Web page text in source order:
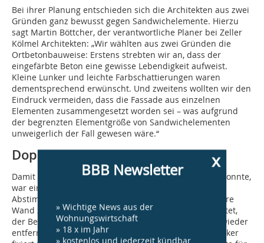
Bei ihrer Planung entschieden sich die Architekten aus zwei
Gründen ganz bewusst gegen Sandwichelemente. Hierzu
sagt Martin Böttcher, der verantwortliche Planer bei Zeller
Kölmel Architekten: „Wir wählten aus zwei Gründen die
Ortbetonbauweise: Erstens strebten wir an, dass der
eingefärbte Beton eine gewisse Lebendigkeit aufweist.
Kleine Lunker und leichte Farbschattierungen waren
dementsprechend erwünscht. Und zweitens wollten wir den
Eindruck vermeiden, dass die Fassade aus einzelnen
Elementen zusammengesetzt worden sei – was aufgrund
der begrenzten Elementgröße von Sandwichelementen
unweigerlich der Fall gewesen wäre.“
Doppelter Schalungsbau
Damit dieser Gestaltungsanspruch realisiert werden konnte,
war eine äußerst präzise Planung und koordinierte
Abstimmung der Beteiligten erforderlich. Um die innere
Wand zu bauen, musste zunächst die Schalung errichtet,
der Beton eingefüllt und anschließend die Schalung wieder
entfernt werden. Anschließend wurden die Thermoanker
x
BBB Newsletter
» Wichtige News aus der
Wohnungswirtschaft
» 18 x im Jahr
» kostenlos und jederzeit kündbar